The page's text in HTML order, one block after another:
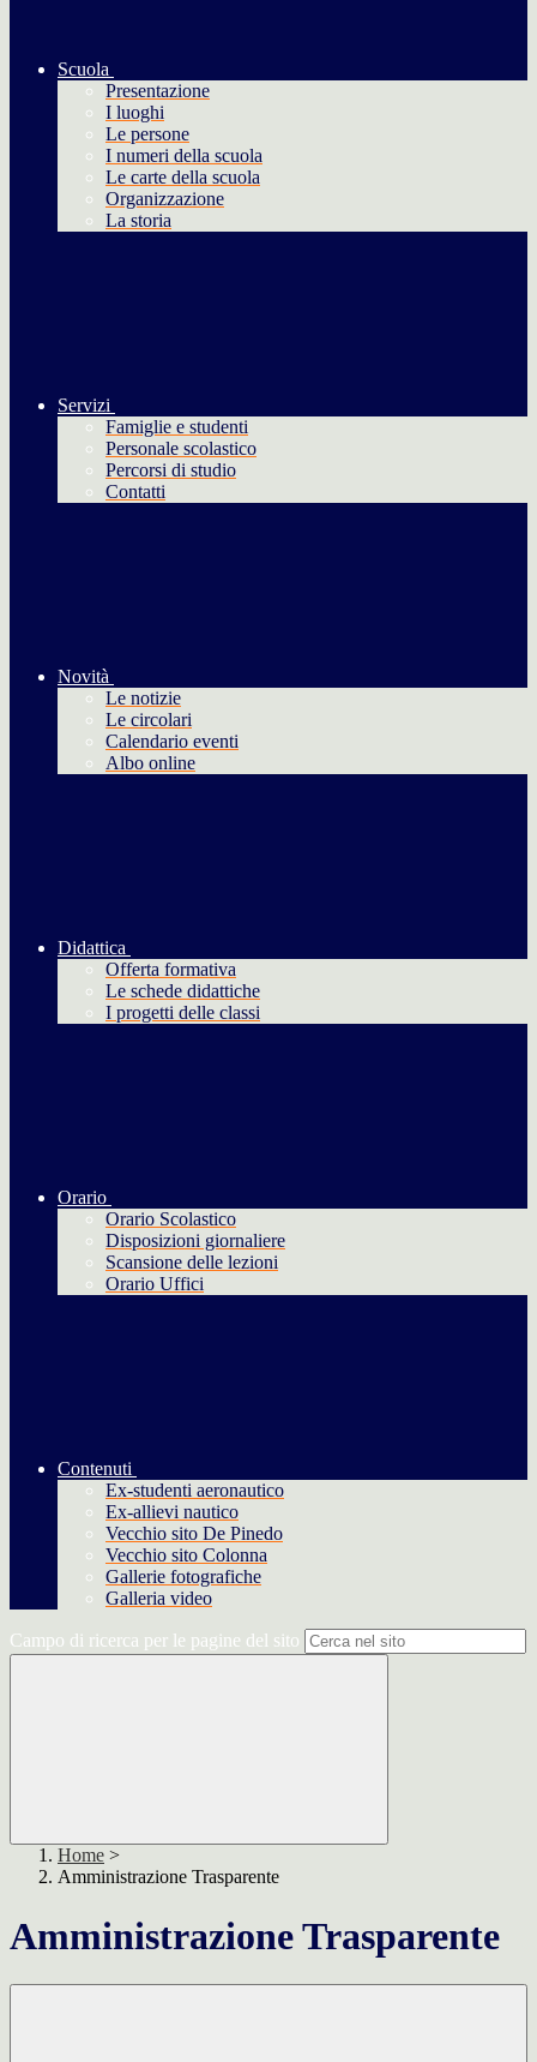
Scuola
Presentazione
I luoghi
Le persone
I numeri della scuola
Le carte della scuola
Organizzazione
La storia
Servizi
Famiglie e studenti
Personale scolastico
Percorsi di studio
Contatti
Novità
Le notizie
Le circolari
Calendario eventi
Albo online
Didattica
Offerta formativa
Le schede didattiche
I progetti delle classi
Orario
Orario Scolastico
Disposizioni giornaliere
Scansione delle lezioni
Orario Uffici
Contenuti
Ex-studenti aeronautico
Ex-allievi nautico
Vecchio sito De Pinedo
Vecchio sito Colonna
Gallerie fotografiche
Galleria video
Campo di ricerca per le pagine del sito
Home >
Amministrazione Trasparente
Amministrazione Trasparente